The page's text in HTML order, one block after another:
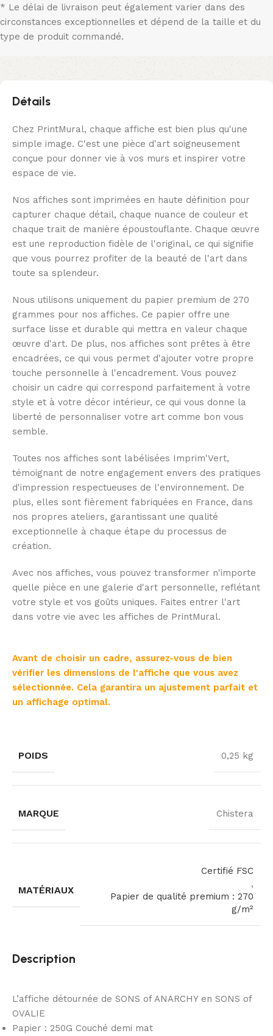
* Le délai de livraison peut également varier dans des
circonstances exceptionnelles et dépend de la taille et du
type de produit commandé.
Détails
Chez PrintMural, chaque affiche est bien plus qu'une
simple image. C'est une pièce d'art soigneusement
conçue pour donner vie à vos murs et inspirer votre
espace de vie.
Nos affiches sont imprimées en haute définition pour
capturer chaque détail, chaque nuance de couleur et
chaque trait de manière époustouflante. Chaque œuvre
est une reproduction fidèle de l'original, ce qui signifie
que vous pourrez profiter de la beauté de l'art dans
toute sa splendeur.
Nous utilisons uniquement du papier premium de 270
grammes pour nos affiches. Ce papier offre une
surface lisse et durable qui mettra en valeur chaque
œuvre d'art. De plus, nos affiches sont prêtes à être
encadrées, ce qui vous permet d'ajouter votre propre
touche personnelle à l'encadrement. Vous pouvez
choisir un cadre qui correspond parfaitement à votre
style et à votre décor intérieur, ce qui vous donne la
liberté de personnaliser votre art comme bon vous
semble.
Toutes nos affiches sont labélisées Imprim'Vert,
témoignant de notre engagement envers des pratiques
d'impression respectueuses de l'environnement. De
plus, elles sont fièrement fabriquées en France, dans
nos propres ateliers, garantissant une qualité
exceptionnelle à chaque étape du processus de
création.
Avec nos affiches, vous pouvez transformer n'importe
quelle pièce en une galerie d'art personnelle, reflétant
votre style et vos goûts uniques. Faites entrer l'art
dans votre vie avec les affiches de PrintMural.
Avant de choisir un cadre, assurez-vous de bien
vérifier les dimensions de l'affiche que vous avez
sélectionnée. Cela garantira un ajustement parfait et
un affichage optimal.
POIDS 0,25 kg
MARQUE Chistera
MATÉRIAUX
Certifié FSC
,
Papier de qualité premium : 270
g/m²
Description
L’affiche détournée de SONS of ANARCHY en SONS of
OVALIE
Papier : 250G Couché demi mat